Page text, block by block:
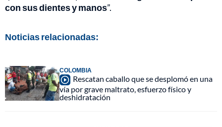
con sus dientes y manos”.
Noticias relacionadas:
COLOMBIA
Rescatan caballo que se desplomó en una
vía por grave maltrato, esfuerzo físico y
deshidratación